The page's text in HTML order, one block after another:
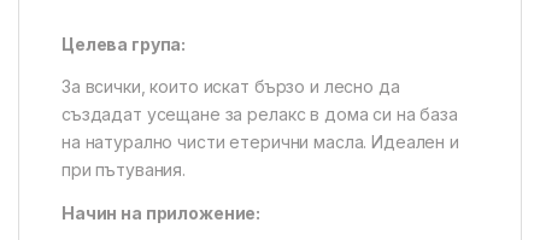
Целева група:
За всички, които искат бързо и лесно да
създадат усещане за релакс в дома си на база
на натурално чисти етерични масла. Идеален и
при пътувания.
Начин на приложение: